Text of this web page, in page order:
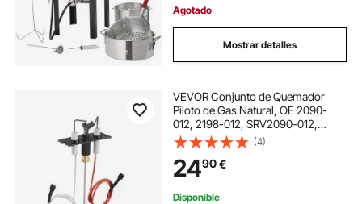
Perforada
Agotado
Mostrar detalles
VEVOR Conjunto de Quemador
Piloto de Gas Natural, OE 2090-
012, 2198-012, SRV2090-012,
Repuesto a Encendido de Gas
Natural, para Heatilator, Heat & Glo,
Quadra-Fire, Outdoor Lifestyles y
Majestic
(4)
2490€
Disponible